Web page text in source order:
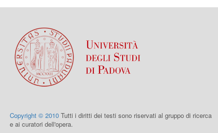
Copyright © 2010 Tutti i diritti dei testi sono riservati al gruppo di ricerca
e ai curatori dell'opera.